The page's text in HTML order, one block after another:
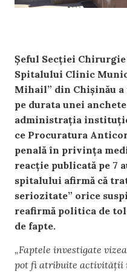
Șeful Secției
Spitalului Clinic
Mihail” din Chișinău
pe durata unei
administrația
ce Procuratura
penală în privința
reacție publicată pe 7
spitalului afirmă că
seriozitate” orice
reafirmă politica de
de fapte.
„Faptele investigate
pot fi atribuite activității